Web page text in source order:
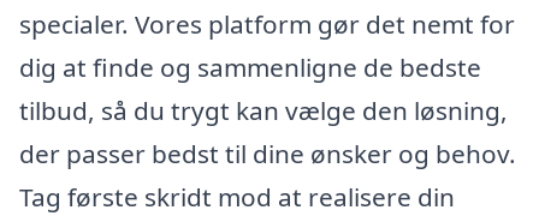
specialer. Vores platform gør det nemt for
dig at finde og sammenligne de bedste
tilbud, så du trygt kan vælge den løsning,
der passer bedst til dine ønsker og behov.
Tag første skridt mod at realisere din